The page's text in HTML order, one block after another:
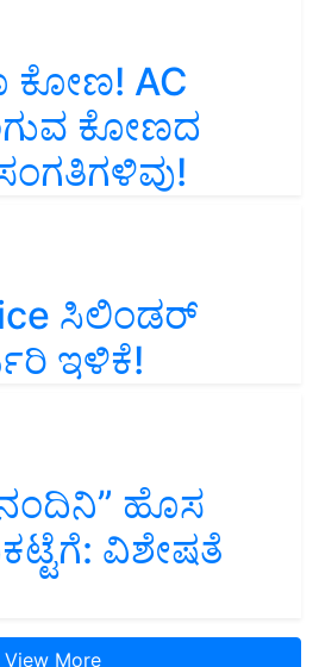
ಕೋಣ! AC
ಕೋಣದ
ಸಿಲಿಂಡರ್‌
ಇಳಿಕೆ!
ಹೊಸ
ವಿಶೇಷತೆ
View More